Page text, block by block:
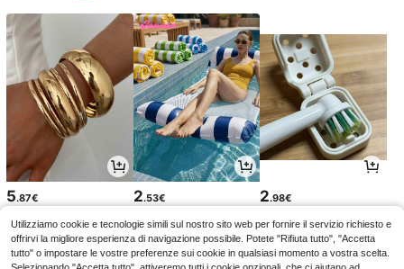
5.87€ 2.53€ 2.98€
Utilizziamo cookie e tecnologie simili sul nostro sito web per fornire il servizio richiesto e
offrirvi la migliore esperienza di navigazione possibile. Potete "Rifiuta tutto", "Accetta
tutto" o impostare le vostre preferenze sui cookie in qualsiasi momento a vostra scelta.